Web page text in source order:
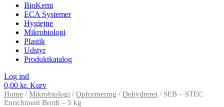
BioKemi
ECA Systemer
Hygiejne
Mikrobiologi
Plastik
Udstyr
Produktkatalog
Log ind
0,00 kr. Kurv
Home / Mikrobiologi / Opformering / Dehydreret / SEB – STEC
Enrichment Broth – 5 kg